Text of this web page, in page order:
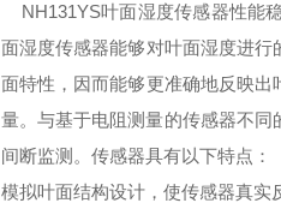
NH131YS叶面湿度传感器性能
面湿度传感器能够对叶面湿度进
面特性，因而能够更准确地反映
量。与基于电阻测量的传感器不
间断监测。传感器具有以下特点：
模拟叶面结构设计，使传感器真实